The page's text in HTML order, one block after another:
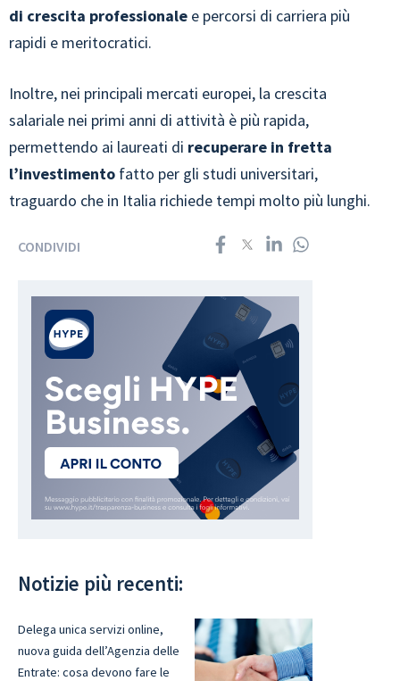
di crescita professionale e percorsi di carriera più
rapidi e meritocratici.
Inoltre, nei principali mercati europei, la crescita
salariale nei primi anni di attività è più rapida,
permettendo ai laureati di recuperare in fretta
l’investimento fatto per gli studi universitari,
traguardo che in Italia richiede tempi molto più lunghi.
CONDIVIDI
Notizie più recenti:
Delega unica servizi online,
nuova guida dell’Agenzia delle
Entrate: cosa devono fare le